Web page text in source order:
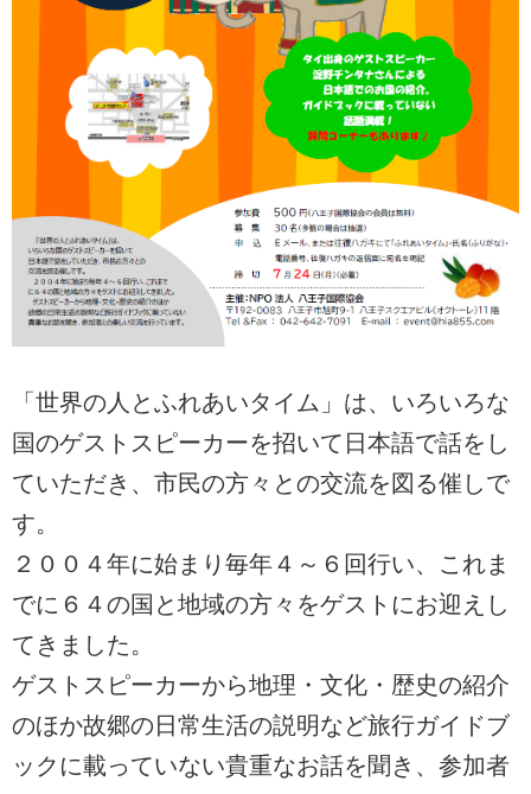
「世界の人とふれあいタイム」は、いろいろな
国のゲストスピーカーを招いて日本語で話をし
ていただき、市民の方々との交流を図る催しで
す。
２００４年に始まり毎年４～６回行い、これま
でに６４の国と地域の方々をゲストにお迎えし
てきました。
ゲストスピーカーから地理・文化・歴史の紹介
のほか故郷の日常生活の説明など旅行ガイドブ
ックに載っていない貴重なお話を聞き、参加者